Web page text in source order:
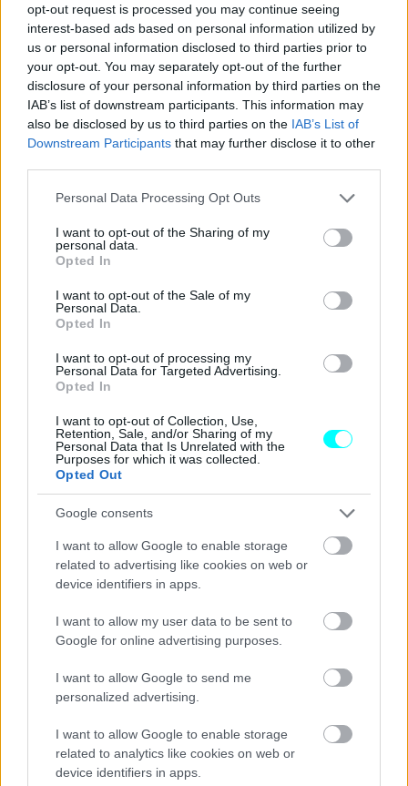
opt-out request is processed you may continue seeing
interest-based ads based on personal information utilized by
us or personal information disclosed to third parties prior to
your opt-out. You may separately opt-out of the further
disclosure of your personal information by third parties on the
IAB’s list of downstream participants. This information may
also be disclosed by us to third parties on the IAB’s List of
Downstream Participants that may further disclose it to other
Please note that this website/app uses one or more Google
not limited to your visit or usage behaviour. You may click to
grant or deny consent to Google and its third-party tags to
use your data for below specified purposes in below Google
consent section.
Personal Data Processing Opt Outs
I want to opt-out of the Sharing of my
personal data.
Opted In
I want to opt-out of the Sale of my
Personal Data.
Opted In
I want to opt-out of processing my
Personal Data for Targeted Advertising.
Opted In
I want to opt-out of Collection, Use,
Retention, Sale, and/or Sharing of my
Personal Data that Is Unrelated with the
Purposes for which it was collected.
Opted Out
Google consents
I want to allow Google to enable storage
related to advertising like cookies on web or
device identifiers in apps.
I want to allow my user data to be sent to
Google for online advertising purposes.
I want to allow Google to send me
personalized advertising.
I want to allow Google to enable storage
related to analytics like cookies on web or
device identifiers in apps.
Η εταιρεία αποκάλυψε επίσης ότι σχεδιαστές
Anhui Coronetεργάζονται τα τελευταία χρόνια για να
σχεδιάσουν
συνδυάζει ποιότητα, αξιοπιστία και απόδοση,
διατηρώντας τον χαρακτήρα των μοντέλων της Santana».
Η ιστορία της Santana ξεκινά το 1956, όταν ιδρύθηκε ως
Metalúrgica de Santa Ana
γεωργικών μηχανημάτων. Πέντε χρόνια αργότερα,
ξεκίνησε την συναρμολόγηση των πρώτων επιβατικών
αυτοκινήτων σε συνεργασία με τη Land Rover, ενώ
κατασκεύαζε και μηχανικά μέρη όπως κιβώτια ταχυτήτων
για το εργοστάσιο της
Από το 1985, η Santana συνεργάστηκε με τηSuzuki
το Jimny, με τη Suzuki να αποκτά το 83,75% των μετοχών
το 1993. Αυτή η συνεργασία έφερε ευημερία στην
εταιρεία, η οποία έφτασε να παρέχει θέσεις εργασίας σε
περίπου 3.000 άτομα.
Σήμερα,μετά από 14 χρόνια, η Santana επιστρέφει,
αυτή τη φορά με μια δυναμική συνεργασία που υπόσχεται